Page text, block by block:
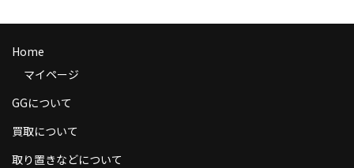
売り切れ
Help
お支払い方法
Home
マイページ
GGについて
買取について
取り置きなどについて